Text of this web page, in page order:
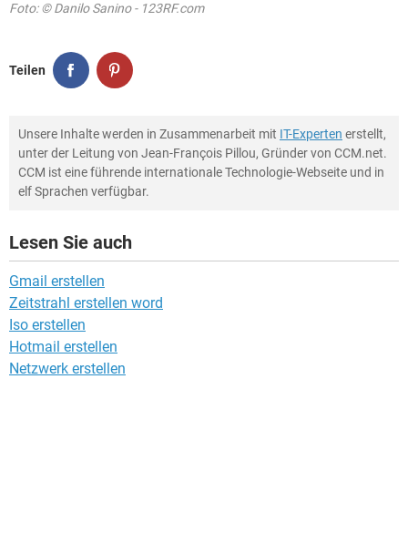
Foto: © Danilo Sanino - 123RF.com
Teilen
Unsere Inhalte werden in Zusammenarbeit mit IT-Experten erstellt,
unter der Leitung von Jean-François Pillou, Gründer von CCM.net.
CCM ist eine führende internationale Technologie-Webseite und in
elf Sprachen verfügbar.
Lesen Sie auch
Gmail erstellen
Zeitstrahl erstellen word
Iso erstellen
Hotmail erstellen
Netzwerk erstellen